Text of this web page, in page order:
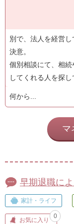
別で、法人を経営
決意。
個別相談にて、相
してくれる人を探
何から...
マ
早期退職に
家計・ライフ
お気に入り
0